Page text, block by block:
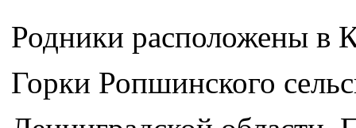
Родники расположены в
Горки Ропшинского